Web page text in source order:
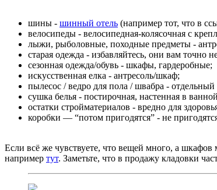
шины - шинный отель (например тот, что в
велосипеды - велосипедная-колясочная с
лыжи, рыболовные, походные предметы -
старая одежда - избавляйтесь, они вам
сезонная одежда/обувь - шкафы, гардеробные;
искусственная елка - антресоль/шкаф;
пылесос / ведро для пола / швабра -
сушка белья - постирочная, настенная в
остатки стройматериалов - вредно для
коробки — “потом пригодятся” - не
Если всё же чувствуете, что вещей много, а
например тут. Заметьте, что в продажу кладовки